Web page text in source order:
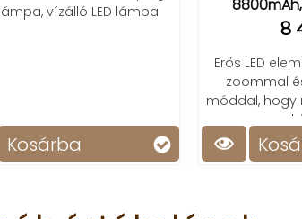
lámpa
8800mAh, 200W, 300m/
Erős LED elemlámpa UV
zoommal és több
móddal, hogy minden
Kosárba